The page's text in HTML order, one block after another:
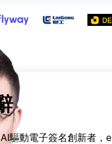
驅動電子簽名創新者，